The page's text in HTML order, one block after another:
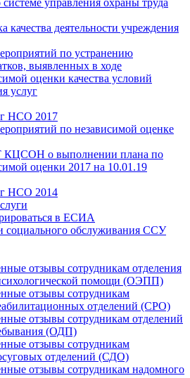
качества деятельности учреждения
по устранению
выявленных в ходе
оценки качества условий
услуг
НСО 2017
по независимой оценке
о выполнении плана по
оценки 2017 на 10.01.19
НСО 2014
в ЕСИА
социального обслуживания ССУ
отзывы сотрудникам отделения
помощи (ОЭПП)
отзывы сотрудникам
отделений (СРО)
отзывы сотрудникам отделений
(ОДП)
отзывы сотрудникам
отделений (СДО)
отзывы сотрудникам надомного